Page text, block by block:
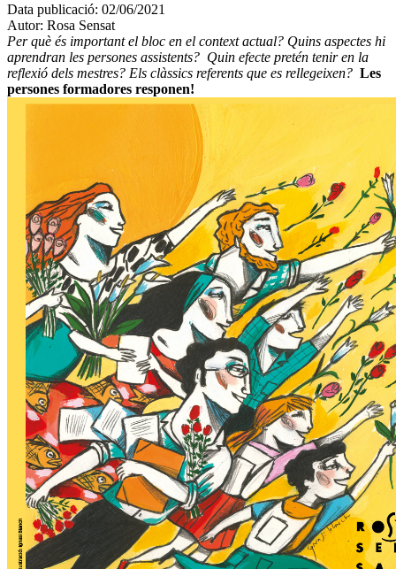
Data publicació: 02/06/2021
Autor: Rosa Sensat
Per què és important el bloc en el context actual? Quins aspectes hi
aprendran les persones assistents? Quin efecte pretén tenir en la
reflexió dels mestres? Els clàssics referents que es rellegeixen? Les
persones formadores responen!